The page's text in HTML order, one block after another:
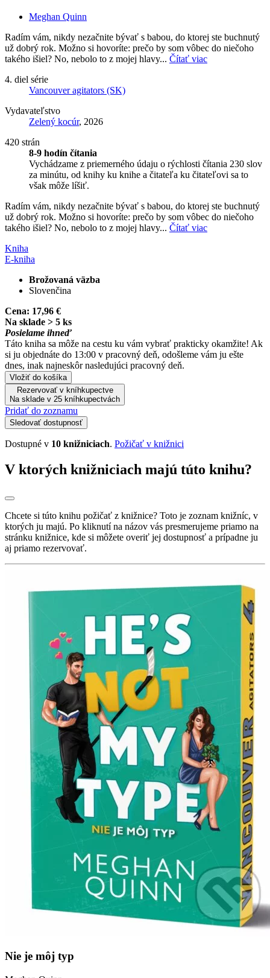
Meghan Quinn
Radím vám, nikdy nezačnite bývať s babou, do ktorej ste buchnutý
už dobrý rok. Možno si hovoríte: prečo by som vôbec do niečoho
takého išiel? No, nebolo to z mojej hlavy... Čítať viac
4. diel série
Vancouver agitators (SK)
Vydavateľstvo
Zelený kocúr, 2026
420 strán
8-9 hodín čítania
Vychádzame z priemerného údaju o rýchlosti čítania 230 slov
za minútu, od knihy ku knihe a čitateľa ku čitateľovi sa to
však môže líšiť.
Radím vám, nikdy nezačnite bývať s babou, do ktorej ste buchnutý
už dobrý rok. Možno si hovoríte: prečo by som vôbec do niečoho
takého išiel? No, nebolo to z mojej hlavy... Čítať viac
Kniha
E-kniha
Brožovaná väzba
Slovenčina
Cena: 17,96 €
Na sklade > 5 ks
Posielame ihneď
Táto kniha sa môže na cestu ku vám vybrať prakticky okamžite! Ak
si ju objednáte do 13:00 v pracovný deň, odošleme vám ju ešte
dnes, inak najneskôr nasledujúci pracovný deň.
Vložiť do košíka
Rezervovať v kníhkupectve
Na sklade v 25 kníhkupectvách
Pridať do zoznamu
Sledovať dostupnosť
Dostupné v 10 knižniciach. Požičať v knižnici
V ktorých knižniciach majú túto knihu?
Chcete si túto knihu požičať z knižnice? Toto je zoznam knižníc, v
ktorých ju majú. Po kliknutí na názov vás presmerujeme priamo na
stránku knižnice, kde si môžete overiť jej dostupnosť a prípadne ju
aj priamo rezervovať.
Nie je môj typ